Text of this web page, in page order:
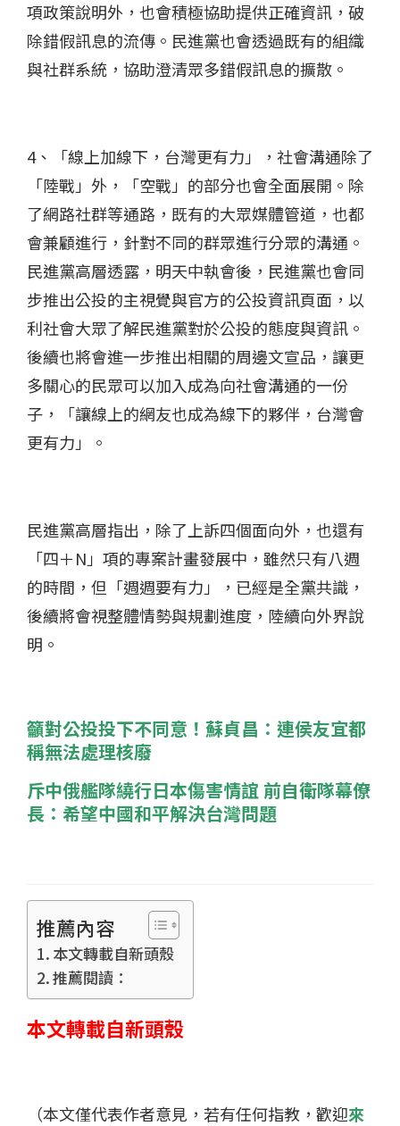
項政策說明外，也會積極協助提供正確資訊，破
除錯假訊息的流傳。民進黨也會透過既有的組織
與社群系統，協助澄清眾多錯假訊息的擴散。
4、「線上加線下，台灣更有力」，社會溝通除了
「陸戰」外，「空戰」的部分也會全面展開。除
了網路社群等通路，既有的大眾媒體管道，也都
會兼顧進行，針對不同的群眾進行分眾的溝通。
民進黨高層透露，明天中執會後，民進黨也會同
步推出公投的主視覺與官方的公投資訊頁面，以
利社會大眾了解民進黨對於公投的態度與資訊。
後續也將會進一步推出相關的周邊文宣品，讓更
多關心的民眾可以加入成為向社會溝通的一份
子，「讓線上的網友也成為線下的夥伴，台灣會
更有力」。
民進黨高層指出，除了上訴四個面向外，也還有
「四＋N」項的專案計畫發展中，雖然只有八週
的時間，但「週週要有力」，已經是全黨共識，
後續將會視整體情勢與規劃進度，陸續向外界說
明。
籲對公投投下不同意！蘇貞昌：連侯友宜都
稱無法處理核廢
斥中俄艦隊繞行日本傷害情誼 前自衛隊幕僚
長：希望中國和平解決台灣問題
推薦內容
本文轉載自新頭殼
推薦閱讀：
本文轉載自新頭殼
（本文僅代表作者意見，若有任何指教，歡迎來